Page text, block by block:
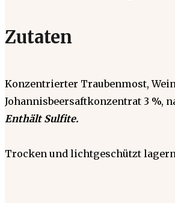
Zutaten
Konzentrierter Traubenmost,
Johannisbeersaftkonzentrat 3 %,
Enthält Sulfite.
Trocken und lichtgeschützt